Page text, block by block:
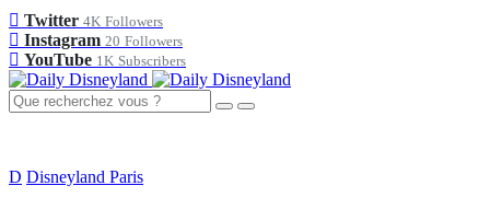
Twitter 4K Followers
Instagram 20 Followers
YouTube 1K Subscribers
D Disneyland Paris